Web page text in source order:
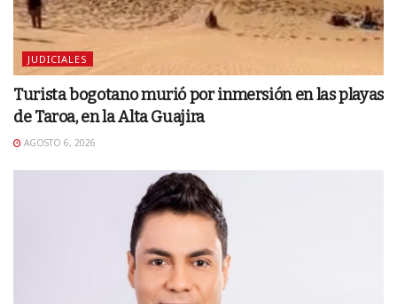
JUDICIALES
Turista bogotano murió por inmersión en las playas
de Taroa, en la Alta Guajira
AGOSTO 6, 2026